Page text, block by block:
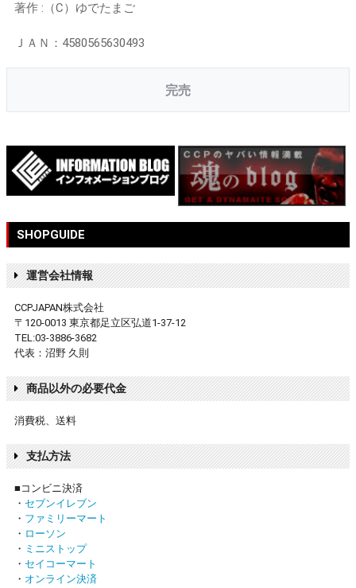
著作 :（C）ゆでたまご
ＪＡＮ：4580565630493
完売
SHOPGUIDE
運営会社情報
CCPJAPAN株式会社
〒120-0013 東京都足立区弘道1-37-12
TEL:03-3886-3682
代表：沼野 久則
商品以外の必要代金
消費税、送料
支払方法
■コンビニ決済
・ セブンイレブン
・ ファミリーマート
・ ローソン
・ ミニストップ
・ セイコーマート
・ オンライン決済